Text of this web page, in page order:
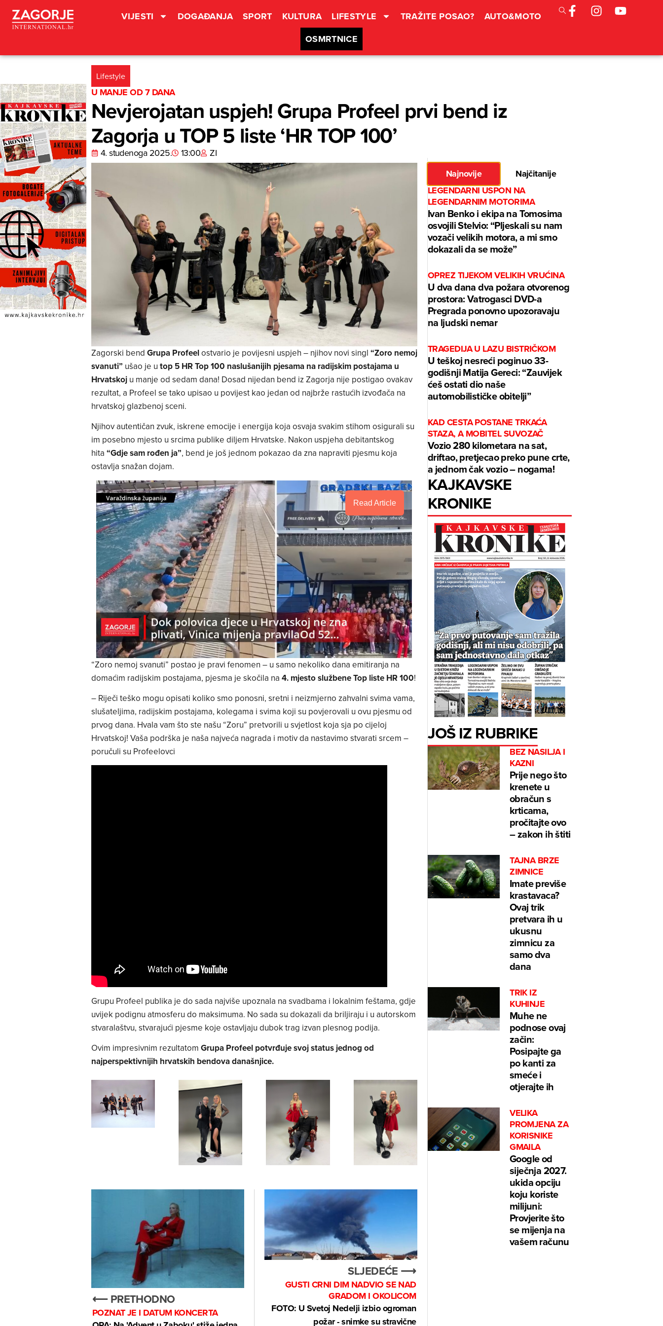
VIJESTI DOGAĐANJA SPORT KULTURA LIFESTYLE TRAŽITE POSAO?
AUTO&MOTO
OSMRTNICE
Lifestyle
U MANJE OD 7 DANA
Nevjerojatan uspjeh! Grupa Profeel prvi bend iz
Zagorja u TOP 5 liste ‘HR TOP 100’
4. studenoga 2025. 13:00 ZI
Zagorski bend Grupa Profeelostvario je povijesni uspjeh – njihov novi singl “Zoro nemoj
svanuti” ušao je u top 5 HR Top 100 naslušanijih pjesama na radijskim postajama u
Hrvatskoju manje od sedam dana! Dosad nijedan bend iz Zagorja nije postigao ovakav
rezultat, a Profeel se tako upisao u povijest kao jedan od najbrže rastućih izvođača na
hrvatskoj glazbenoj sceni.
Njihov autentičan zvuk, iskrene emocije i energija koja osvaja svakim stihom osigurali su
im posebno mjesto u srcima publike diljem Hrvatske. Nakon uspjeha debitantskog
hita “Gdje sam rođen ja”, bend je još jednom pokazao da zna napraviti pjesmu koja
ostavlja snažan dojam.
Read Article
“Zoro nemoj svanuti” postao je pravi fenomen – u samo nekoliko dana emitiranja na
domaćim radijskim postajama, pjesma je skočila na 4. mjesto službene Top liste HR 100!
– Riječi teško mogu opisati koliko smo ponosni, sretni i neizmjerno zahvalni svima vama,
slušateljima, radijskim postajama, kolegama i svima koji su povjerovali u ovu pjesmu od
prvog dana. Hvala vam što ste našu “Zoru” pretvorili u svjetlost koja sja po cijeloj
Hrvatskoj! Vaša podrška je naša najveća nagrada i motiv da nastavimo stvarati srcem –
poručuli su Profeelovci
Grupu Profeel publika je do sada najviše upoznala na svadbama i lokalnim feštama, gdje
uvijek podignu atmosferu do maksimuma. No sada su dokazali da briljiraju i u autorskom
stvaralaštvu, stvarajući pjesme koje ostavljaju dubok trag izvan plesnog podija.
Ovim impresivnim rezultatom Grupa Profeel potvrđuje svoj status jednog od
najperspektivnijih hrvatskih bendova današnjice.
⟵ PRETHODNO
POZNAT JE I DATUM KONCERTA
SLJEDEĆE ⟶
GUSTI CRNI DIM NADVIO SE NAD
GRADOM I OKOLICOM
FOTO: U Svetoj Nedelji izbio ogroman
požar - snimke su stravične
Najnovije
Najčitanije
LEGENDARNI USPON NA
LEGENDARNIM MOTORIMA
Ivan Benko i ekipa na Tomosima
osvojili Stelvio: “Pljeskali su nam
vozači velikih motora, a mi smo
dokazali da se može”
OPREZ TIJEKOM VELIKIH VRUĆINA
U dva dana dva požara otvorenog
prostora: Vatrogasci DVD-a
Pregrada ponovno upozoravaju
na ljudski nemar
TRAGEDIJA U LAZU BISTRIČKOM
U teškoj nesreći poginuo 33-
godišnji Matija Gereci: “Zauvijek
ćeš ostati dio naše
automobilističke obitelji”
KAD CESTA POSTANE TRKAĆA
STAZA, A MOBITEL SUVOZAČ
Vozio 280 kilometara na sat,
driftao, pretjecao preko pune crte,
a jednom čak vozio – nogama!
KAJKAVSKE
KRONIKE
JOŠ IZ RUBRIKE
BEZ NASILJA I
KAZNI
Prije nego što
krenete u
obračun s
krticama,
pročitajte ovo
– zakon ih štiti
TAJNA BRZE
ZIMNICE
Imate previše
krastavaca?
Ovaj trik
pretvara ih u
ukusnu
zimnicu za
samo dva
dana
TRIK IZ
KUHINJE
Muhe ne
podnose ovaj
začin:
Posipajte ga
po kanti za
smeće i
otjerajte ih
VELIKA
PROMJENA ZA
KORISNIKE
GMAILA
Google od
siječnja 2027.
ukida opciju
koju koriste
milijuni:
Provjerite što
se mijenja na
vašem računu